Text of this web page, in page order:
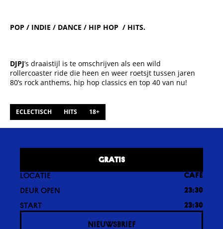
POP / INDIE / DANCE / HIP HOP / HITS.
DJPJ’s draaistijl is te omschrijven als een wild
rollercoaster ride die heen en weer roetsjt tussen jaren
80’s rock anthems, hip hop classics en top 40 van nu!
ECLECTISCH HITS 18+
GRATIS
LOCATIE CAFÉ
DEUR OPEN 23:30
START 23:30
NIEUWSBRIEF